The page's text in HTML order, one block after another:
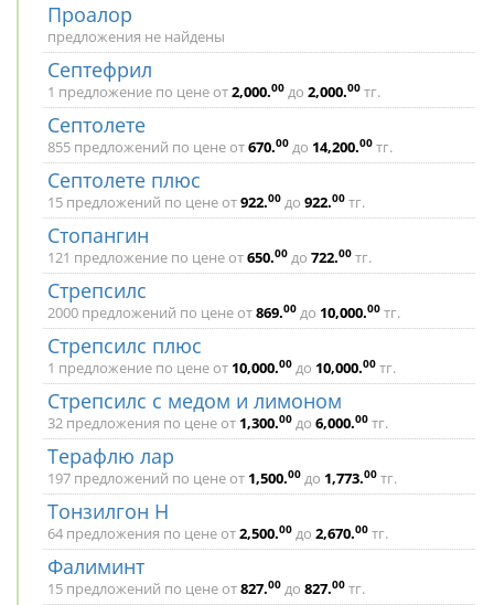
Проалор
предложения не найдены
Септефрил
1 предложение по цене от2,000.00 до 2,000.00 тг.
Септолете
855 предложений по цене от670.00 до 14,200.00 тг.
Септолете плюс
15 предложений по цене от922.00 до 922.00 тг.
Стопангин
121 предложение по цене от650.00 до 722.00 тг.
Стрепсилс
2000 предложений по цене от869.00 до 10,000.00 тг.
Стрепсилс плюс
1 предложение по цене от 10,000.00 до 10,000.00 тг.
Стрепсилс с медом и лимоном
32 предложения по цене от 1,300.00 до 6,000.00 тг.
Терафлю лар
197 предложений по цене от 1,500.00 до 1,773.00 тг.
Тонзилгон Н
64 предложения по цене от2,500.00 до 2,670.00 тг.
Фалиминт
15 предложений по цене от827.00 до 827.00 тг.